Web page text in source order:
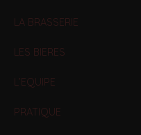
LA BRASSERIE
LES BIERES
L’EQUIPE
PRATIQUE